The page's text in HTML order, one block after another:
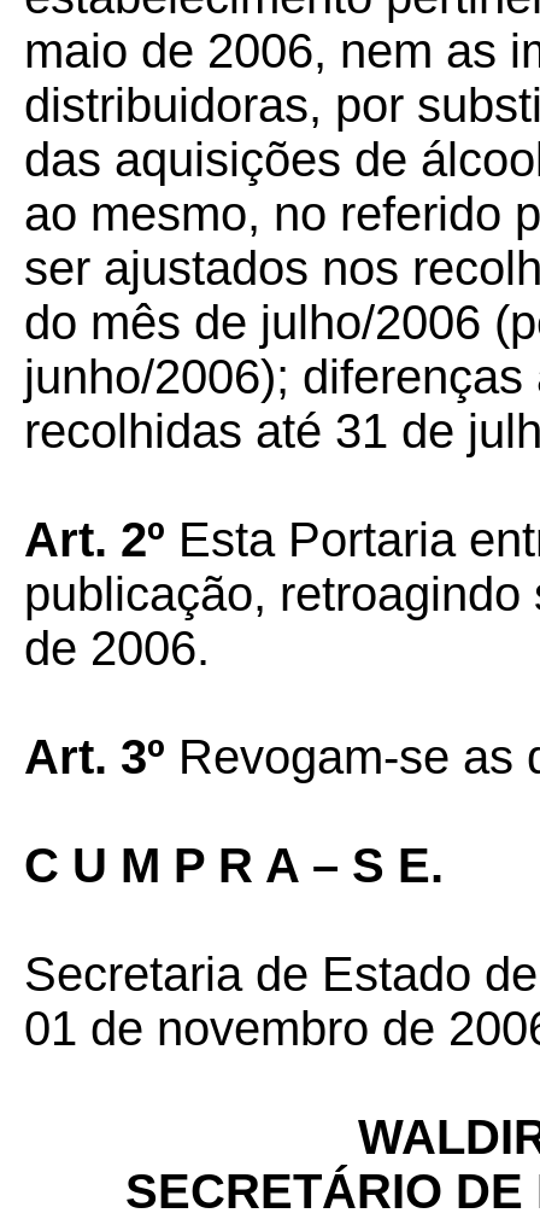
maio de 2006, nem as
distribuidoras, por
das aquisições de
ao mesmo, no referido
ser ajustados nos
do mês de julho/2006
junho/2006);
recolhidas até 31 de
Art. 2º Esta Portaria
publicação,
de 2006.
Art. 3º Revogam-se as
C U M P R A – S E.
Secretaria de Estado
01 de novembro de
SECRETÁRIO